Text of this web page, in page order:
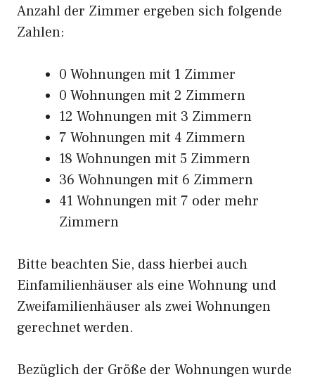
Anzahl der Zimmer ergeben sich folgende
Zahlen:
0 Wohnungen mit 1 Zimmer
0 Wohnungen mit 2 Zimmern
12 Wohnungen mit 3 Zimmern
7 Wohnungen mit 4 Zimmern
18 Wohnungen mit 5 Zimmern
36 Wohnungen mit 6 Zimmern
41 Wohnungen mit 7 oder mehr
Zimmern
Bitte beachten Sie, dass hierbei auch
Einfamilienhäuser als eine Wohnung und
Zweifamilienhäuser als zwei Wohnungen
gerechnet werden.
Bezüglich der Größe der Wohnungen wurde